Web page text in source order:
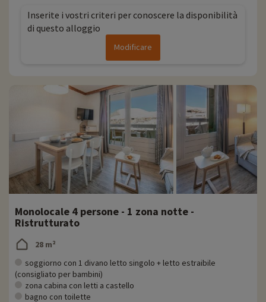
Inserite i vostri criteri per conoscere la disponibilità
di questo alloggio
Modificare
Monolocale 4 persone - 1 zona notte -
Ristrutturato
28 m²
soggiorno con 1 divano letto singolo + letto estraibile
(consigliato per bambini)
zona cabina con letti a castello
bagno con toilette